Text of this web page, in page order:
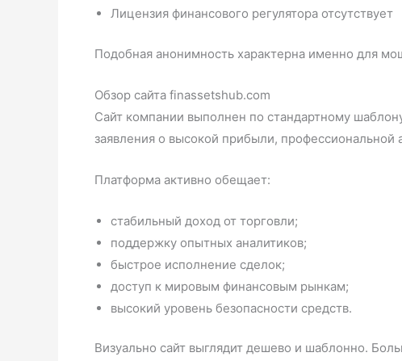
Лицензия финансового регулятора отсутствует
Подобная анонимность характерна именно для
Обзор сайта finassetshub.com
Сайт компании выполнен по стандартному
заявления о высокой прибыли, профессиональной
Платформа активно обещает:
стабильный доход от торговли;
поддержку опытных аналитиков;
быстрое исполнение сделок;
доступ к мировым финансовым рынкам;
высокий уровень безопасности средств.
Визуально сайт выглядит дешево и шаблонно.